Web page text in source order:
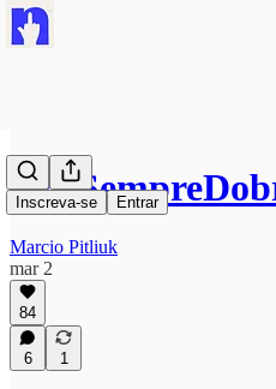
Inscreva-se Entrar
Marcio Pitliuk
mar 2
84
6 1